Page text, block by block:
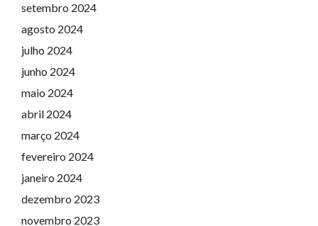
setembro 2024
agosto 2024
julho 2024
junho 2024
maio 2024
abril 2024
março 2024
fevereiro 2024
janeiro 2024
dezembro 2023
novembro 2023